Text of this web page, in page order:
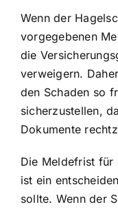
Wenn der
vorgegebenen
die
verweigern.
den Schaden so
sicherzustellen,
Dokumente
Die Meldefrist für
ist ein
sollte. Wenn der